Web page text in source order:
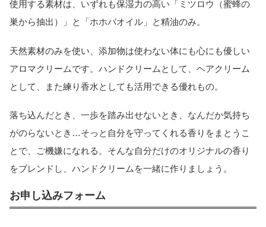
使用する素材は、いずれも保湿力の高い「ミツロウ（蜜蜂の
巣から抽出）」と「ホホバオイル」と精油のみ。
天然素材のみを使い、添加物は使わない体にも心にも優しい
アロマクリームです。ハンドクリームとして、ヘアクリーム
として、また練り香水としても活用できる優れもの。
落ち込んだとき、一歩を踏み出せないとき、なんだか気持ち
がのらないとき…そっと自分を守ってくれる香りをまとうこ
とで、ご機嫌になれる。そんな自分だけのオリジナルの香り
をブレンドし、ハンドクリームを一緒に作りましょう。
お申し込みフォーム